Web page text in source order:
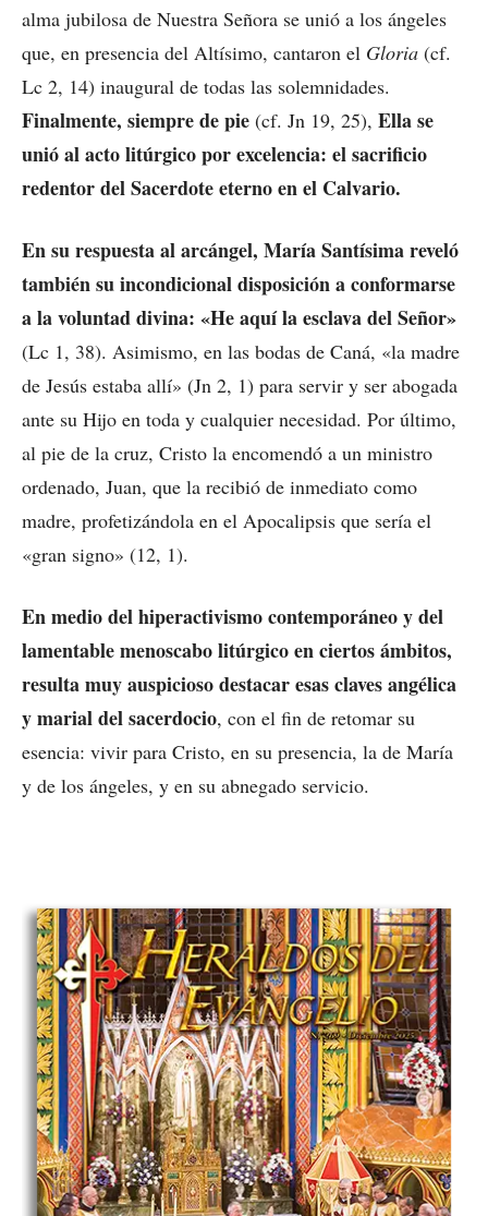
alma jubilosa de Nuestra Señora se unió a los ángeles
que, en presencia del Altísimo, cantaron el Gloria (cf.
Lc 2, 14) inaugural de todas las solemnidades.
Finalmente, siempre de pie (cf. Jn 19, 25), Ella se
unió al acto litúrgico por excelencia: el sacrificio
redentor del Sacerdote eterno en el Calvario.
En su respuesta al arcángel, María Santísima reveló
también su incondicional disposición a conformarse
a la voluntad divina: «He aquí la esclava del Señor»
(Lc 1, 38). Asimismo, en las bodas de Caná, «la madre
de Jesús estaba allí» (Jn 2, 1) para servir y ser abogada
ante su Hijo en toda y cualquier necesidad. Por último,
al pie de la cruz, Cristo la encomendó a un ministro
ordenado, Juan, que la recibió de inmediato como
madre, profetizándola en el Apocalipsis que sería el
«gran signo» (12, 1).
En medio del hiperactivismo contemporáneo y del
lamentable menoscabo litúrgico en ciertos ámbitos,
resulta muy auspicioso destacar esas claves angélica
y marial del sacerdocio, con el fin de retomar su
esencia: vivir para Cristo, en su presencia, la de María
y de los ángeles, y en su abnegado servicio.